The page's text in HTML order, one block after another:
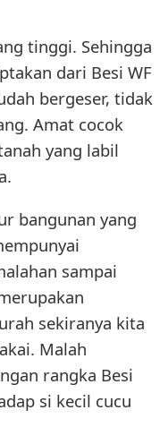
tinggi. Sehingga
dari Besi WF
bergeser, tidak
Amat cocok
yang labil
bangunan yang
sampai
sekiranya kita
Malah
rangka Besi
si kecil cucu